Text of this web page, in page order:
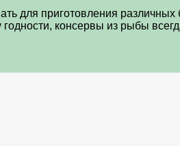
для приготовления
консервы из рыбы